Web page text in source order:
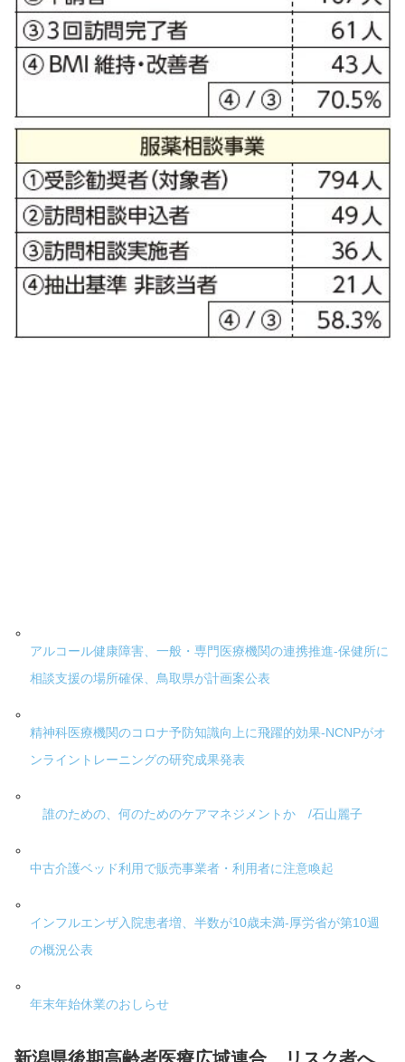
アルコール健康障害、一般・専門医療機関の連携推進-保健所に
相談支援の場所確保、鳥取県が計画案公表
精神科医療機関のコロナ予防知識向上に飛躍的効果-NCNPがオ
ンライントレーニングの研究成果発表
誰のための、何のためのケアマネジメントか /石山麗子
中古介護ベッド利用で販売事業者・利用者に注意喚起
インフルエンザ入院患者増、半数が10歳未満-厚労省が第10週
の概況公表
年末年始休業のおしらせ